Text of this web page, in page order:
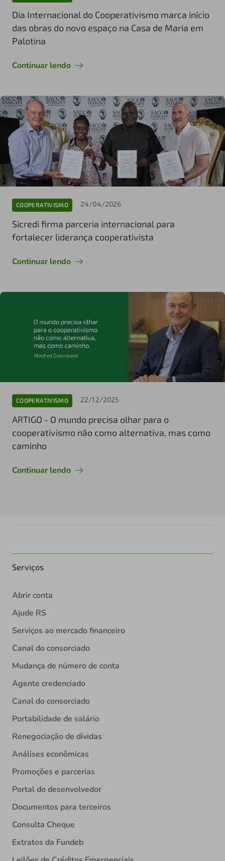
Dia Internacional do Cooperativismo marca início
das obras do novo espaço na Casa de Maria em
Palotina
Continuar lendo
COOPERATIVISMO 24/04/2026
Sicredi firma parceria internacional para
fortalecer liderança cooperativista
Continuar lendo
COOPERATIVISMO 22/12/2025
ARTIGO - O mundo precisa olhar para o
cooperativismo não como alternativa, mas como
caminho
Continuar lendo
Serviços
Abrir conta
Ajude RS
Serviços ao mercado financeiro
Canal do consorciado
Mudança de número de conta
Agente credenciado
Canal do consorciado
Portabilidade de salário
Renegociação de dívidas
Análises econômicas
Promoções e parcerias
Portal do desenvolvedor
Documentos para terceiros
Consulta Cheque
Extratos da Fundeb